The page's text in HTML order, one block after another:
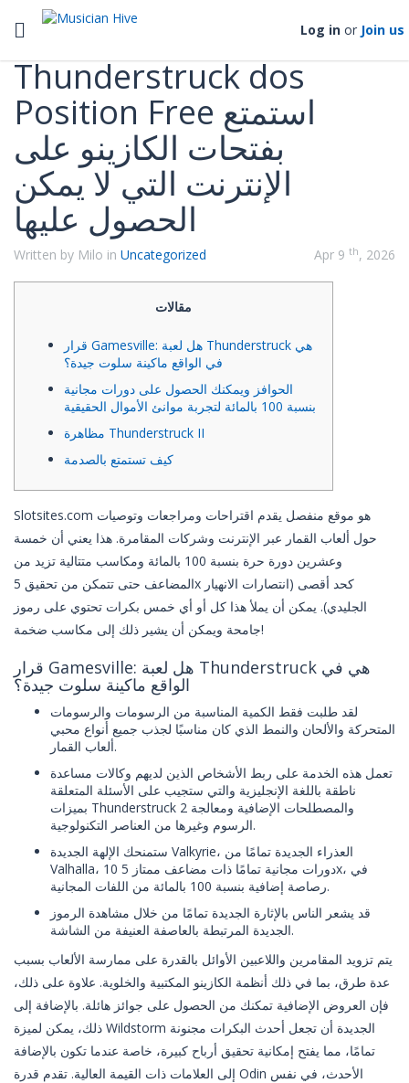
Toggle navigation Log in or Join us
Categories
Thunderstruck dos
Position Free استمتع
بفتحات الكازينو على
الإنترنت التي لا يمكن
الحصول عليها
Written by Milo in Uncategorized Apr 9 th, 2026
مقالات
قرار Gamesville: هل لعبة Thunderstruck هي
في الواقع ماكينة سلوت جيدة؟
الحوافز ويمكنك الحصول على دورات مجانية
بنسبة 100 بالمائة لتجربة موانئ الأموال الحقيقية
مظاهرة Thunderstruck II
كيف تستمتع بالصدمة
Slotsites.com هو موقع منفصل يقدم اقتراحات ومراجعات وتوصيات
حول ألعاب القمار عبر الإنترنت وشركات المقامرة. هذا يعني أن خمسة
وعشرين دورة حرة بنسبة 100 بالمائة ومكاسب متتالية تزيد من
المضاعف حتى تتمكن من تحقيق 5x كحد أقصى (انتصارات الانهيار
الجليدي). يمكن أن يملأ هذا كل أو أي خمس بكرات تحتوي على رموز
جامحة ويمكن أن يشير ذلك إلى مكاسب ضخمة!
قرار Gamesville: هل لعبة Thunderstruck هي في
الواقع ماكينة سلوت جيدة؟
لقد طلبت فقط الكمية المناسبة من الرسومات والرسومات
المتحركة والألحان والنمط الذي كان مناسبًا لجذب جميع أنواع محبي
ألعاب القمار.
تعمل هذه الخدمة على ربط الأشخاص الذين لديهم وكالات مساعدة
ناطقة باللغة الإنجليزية والتي ستجيب على الأسئلة المتعلقة
بميزات Thunderstruck 2 والمصطلحات الإضافية ومعالجة
الرسوم وغيرها من العناصر التكنولوجية.
ستمنحك الإلهة الجديدة Valkyrie، العذراء الجديدة تمامًا من
Valhalla، 10 دورات مجانية تمامًا ذات مضاعف ممتاز 5x، في
رصاصة إضافية بنسبة 100 بالمائة من اللفات المجانية.
قد يشعر الناس بالإثارة الجديدة تمامًا من خلال مشاهدة الرموز
الجديدة المرتبطة بالعاصفة العنيفة من الشاشة.
يتم تزويد المقامرين واللاعبين الأوائل بالقدرة على ممارسة الألعاب بسبب
عدة طرق، بما في ذلك أنظمة الكازينو المكتبية والخلوية. علاوة على ذلك،
فإن العروض الإضافية تمكنك من الحصول على جوائز هائلة. بالإضافة إلى
ذلك، يمكن لميزة Wildstorm الجديدة أن تجعل أحدث البكرات مجنونة
تمامًا، مما يفتح إمكانية تحقيق أرباح كبيرة، خاصة عندما تكون بالإضافة
إلى العلامات ذات القيمة العالية. تقدم قدرة Odin الأحدث، في نفس